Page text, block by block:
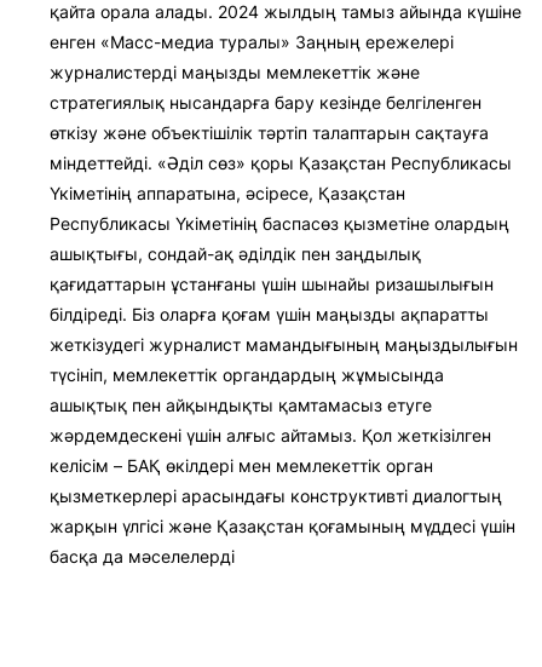
қайта орала алады. 2024 жылдың тамыз айында күшіне
енген «Масс-медиа туралы» Заңның ережелері
журналистерді маңызды мемлекеттік және
стратегиялық нысандарға бару кезінде белгіленген
өткізу және объектішілік тәртіп талаптарын сақтауға
міндеттейді. «Әділ сөз» қоры Қазақстан Республикасы
Үкіметінің аппаратына, әсіресе, Қазақстан
Республикасы Үкіметінің баспасөз қызметіне олардың
ашықтығы, сондай-ақ әділдік пен заңдылық
қағидаттарын ұстанғаны үшін шынайы ризашылығын
білдіреді. Біз оларға қоғам үшін маңызды ақпаратты
жеткізудегі журналист мамандығының маңыздылығын
түсініп, мемлекеттік органдардың жұмысында
ашықтық пен айқындықты қамтамасыз етуге
жәрдемдескені үшін алғыс айтамыз. Қол жеткізілген
келісім – БАҚ өкілдері мен мемлекеттік орган
қызметкерлері арасындағы конструктивті диалогтың
жарқын үлгісі және Қазақстан қоғамының мүддесі үшін
басқа да мәселелерді